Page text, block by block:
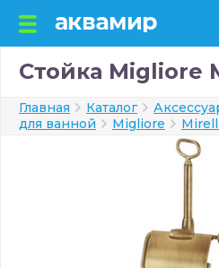
Стойка Migliore
Главная Каталог
для ванной
Migliore